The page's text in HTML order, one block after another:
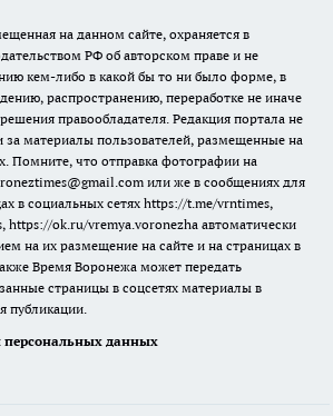
на данном сайте, охраняется в
РФ об авторском праве и не
кем-либо в какой бы то ни было форме, в
распространению, переработке не иначе
правообладателя. Редакция портала не
за материалы пользователей, размещенные на
Помните, что отправка фотографии на
или же в сообщениях для
в социальных сетях https://t.me/vrntimes,
, https://ok.ru/vremya.voronezha автоматически
на их размещение на сайте и на страницах в
Время Воронежа может передать
страницы в соцсетях материалы в
публикации.
персональных данных